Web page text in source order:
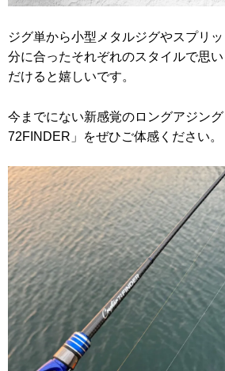
ジグ単から小型メタルジグやスプリ
分に合ったそれぞれのスタイルで思
だけると嬉しいです。
今までにない新感覚のロングアジン
72FINDER」をぜひご体感ください。